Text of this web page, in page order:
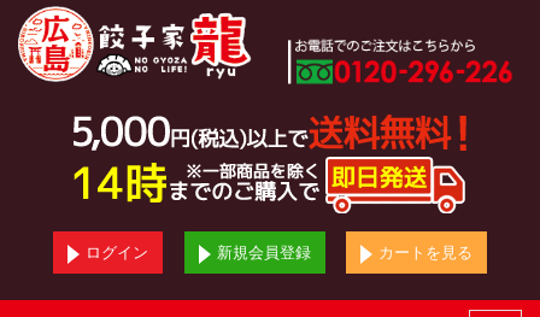
ログイン 新規会員登録 カートを見る